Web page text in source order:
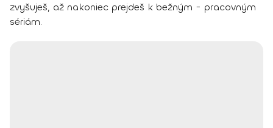
zvyšuješ, až nakoniec prejdeš k bežným - pracovným
sériám.